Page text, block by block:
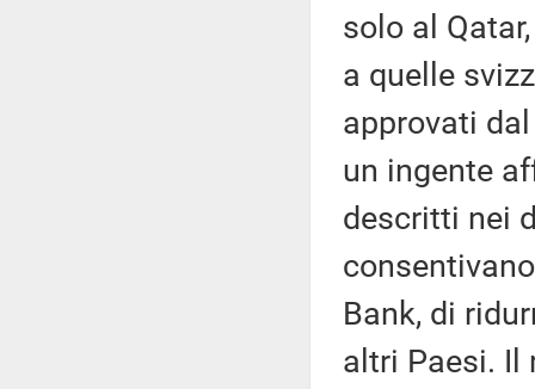
solo al
a quelle
approvati
un ingente
descritti nei
Bank, di
altri Paesi. Il